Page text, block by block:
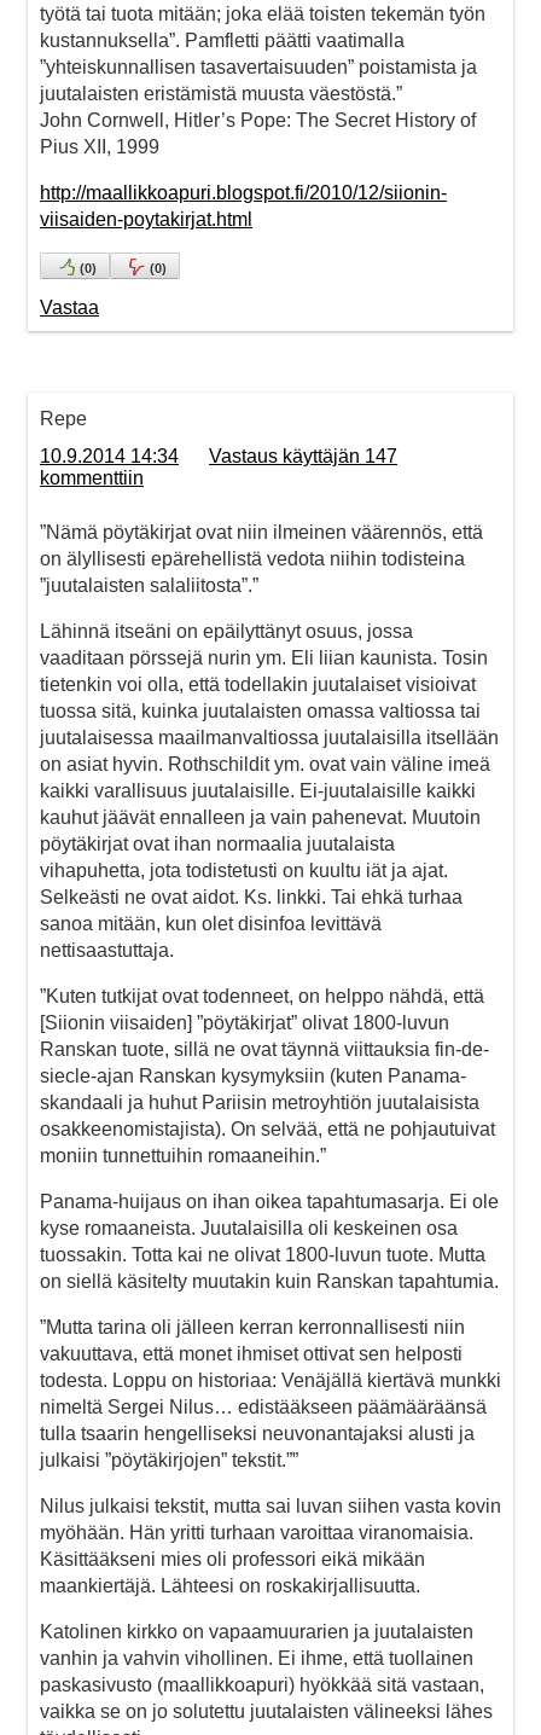
työtä tai tuota mitään; joka elää toisten tekemän työn
kustannuksella”. Pamfletti päätti vaatimalla
”yhteiskunnallisen tasavertaisuuden” poistamista ja
juutalaisten eristämistä muusta väestöstä.”
John Cornwell, Hitler’s Pope: The Secret History of
Pius XII, 1999
http://maallikkoapuri.blogspot.fi/2010/12/siionin-
viisaiden-poytakirjat.html
(0) (0)
Vastaa
Repe
10.9.2014 14:34
Vastaus käyttäjän 147
kommenttiin
”Nämä pöytäkirjat ovat niin ilmeinen väärennös, että
on älyllisesti epärehellistä vedota niihin todisteina
”juutalaisten salaliitosta”.”
Lähinnä itseäni on epäilyttänyt osuus, jossa
vaaditaan pörssejä nurin ym. Eli liian kaunista. Tosin
tietenkin voi olla, että todellakin juutalaiset visioivat
tuossa sitä, kuinka juutalaisten omassa valtiossa tai
juutalaisessa maailmanvaltiossa juutalaisilla itsellään
on asiat hyvin. Rothschildit ym. ovat vain väline imeä
kaikki varallisuus juutalaisille. Ei-juutalaisille kaikki
kauhut jäävät ennalleen ja vain pahenevat. Muutoin
pöytäkirjat ovat ihan normaalia juutalaista
vihapuhetta, jota todistetusti on kuultu iät ja ajat.
Selkeästi ne ovat aidot. Ks. linkki. Tai ehkä turhaa
sanoa mitään, kun olet disinfoa levittävä
nettisaastuttaja.
”Kuten tutkijat ovat todenneet, on helppo nähdä, että
[Siionin viisaiden] ”pöytäkirjat” olivat 1800-luvun
Ranskan tuote, sillä ne ovat täynnä viittauksia fin-de-
siecle-ajan Ranskan kysymyksiin (kuten Panama-
skandaali ja huhut Pariisin metroyhtiön juutalaisista
osakkeenomistajista). On selvää, että ne pohjautuivat
moniin tunnettuihin romaaneihin.”
Panama-huijaus on ihan oikea tapahtumasarja. Ei ole
kyse romaaneista. Juutalaisilla oli keskeinen osa
tuossakin. Totta kai ne olivat 1800-luvun tuote. Mutta
on siellä käsitelty muutakin kuin Ranskan tapahtumia.
”Mutta tarina oli jälleen kerran kerronnallisesti niin
vakuuttava, että monet ihmiset ottivat sen helposti
todesta. Loppu on historiaa: Venäjällä kiertävä munkki
nimeltä Sergei Nilus… edistääkseen päämääräänsä
tulla tsaarin hengelliseksi neuvonantajaksi alusti ja
julkaisi ”pöytäkirjojen” tekstit.””
Nilus julkaisi tekstit, mutta sai luvan siihen vasta kovin
myöhään. Hän yritti turhaan varoittaa viranomaisia.
Käsittääkseni mies oli professori eikä mikään
maankiertäjä. Lähteesi on roskakirjallisuutta.
Katolinen kirkko on vapaamuurarien ja juutalaisten
vanhin ja vahvin vihollinen. Ei ihme, että tuollainen
paskasivusto (maallikkoapuri) hyökkää sitä vastaan,
vaikka se on jo solutettu juutalaisten välineeksi lähes